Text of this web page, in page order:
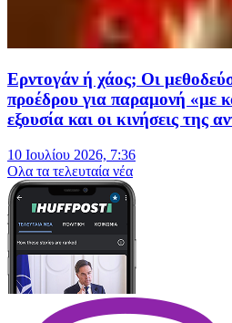
Ερντογάν ή χάος; Οι
προέδρου για παραμονή «με
εξουσία και οι κινήσεις της
10 Ιουλίου 2026, 7:36
Oλα τα τελευταία νέα